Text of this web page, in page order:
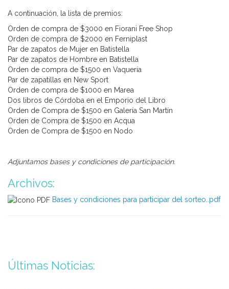
A continuación, la lista de premios:
Orden de compra de $3000 en Fiorani Free Shop
Orden de compra de $2000 en Ferniplast
Par de zapatos de Mujer en Batistella
Par de zapatos de Hombre en Batistella
Orden de compra de $1500 en Vaquería
Par de zapatillas en New Sport
Orden de compra de $1000 en Marea
Dos libros de Córdoba en el Emporio del Libro
Orden de Compra de $1500 en Galería San Martín
Orden de Compra de $1500 en Acqua
Orden de Compra de $1500 en Nodo
Adjuntamos bases y condiciones de participación.
Archivos:
Bases y condiciones para participar del sorteo..pdf
Últimas Noticias: